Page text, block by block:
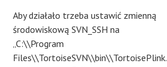
Aby działało trzeba ustawić zmienną
środowiskową SVN_SSH na
„C:\\Program
Files\\TortoiseSVN\\bin\\TortoisePlink.